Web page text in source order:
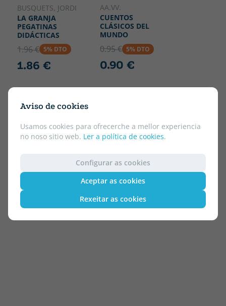
Aviso de cookies
Usamos cookies para ofrecerche a mellor experiencia
no noso sitio web. Ler a política de cookies.
Configurar as cookies
Aceptar as cookies
Rexeitar as cookies
BUSQUETS, JORDI
LA GRANJA
PEGATINAS
DIDÁCTICAS
1.96 € 5% DTO
1.86 €
AA.VV.
CUENTOS
CLÁSICOS DEL
MUNDO
0.95 € 5% DTO
0.90 €